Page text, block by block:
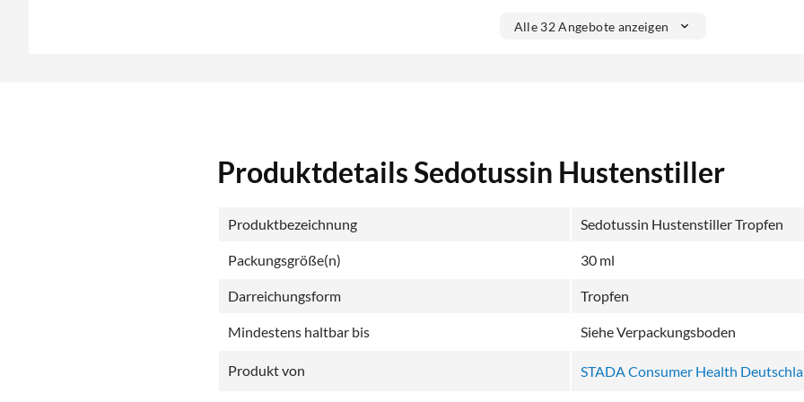
Alle 32 Angebote anzeigen
Produktdetails Sedotussin Hustenstiller
Produktbezeichnung Sedotussin Hustenstiller Tropfen
Packungsgröße(n) 30 ml
Darreichungsform Tropfen
Mindestens haltbar bis Siehe Verpackungsboden
Produkt von STADA Consumer Health